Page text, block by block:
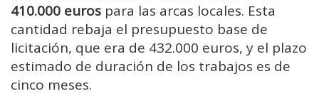
410.000 euros para las arcas locales. Esta
cantidad rebaja el presupuesto base de
licitación, que era de 432.000 euros, y el plazo
estimado de duración de los trabajos es de
cinco meses.